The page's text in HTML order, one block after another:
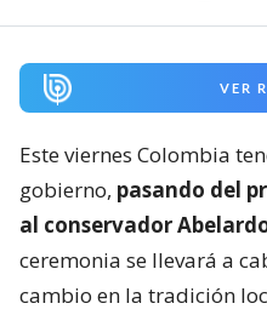
VER
Este viernes Colombia
gobierno, pasando del
al conservador
ceremonia se llevará a
cambio en la tradición